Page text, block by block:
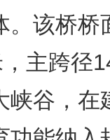
。该桥桥
主跨径
峡谷，在